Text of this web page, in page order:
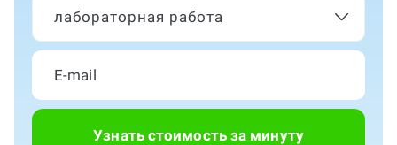
лабораторная работа
Узнать стоимость за минуту